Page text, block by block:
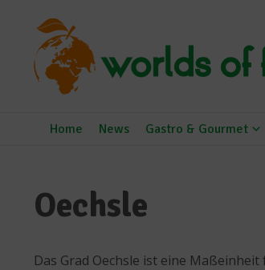
Home News Gastro & Gourmet
Oechsle
Das Grad Oechsle ist eine